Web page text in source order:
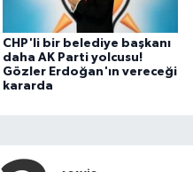
CHP'li bir belediye başkanı
daha AK Parti yolcusu!
Gözler Erdoğan'ın vereceği
kararda